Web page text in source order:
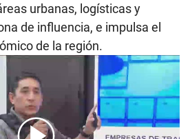
urbanas, logísticas y
de influencia, e impulsa el
de la región.